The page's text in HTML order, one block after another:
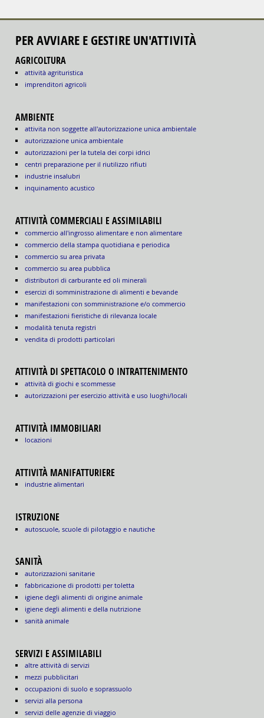
PER AVVIARE E GESTIRE UN'ATTIVITÀ
AGRICOLTURA
attività agrituristica
imprenditori agricoli
AMBIENTE
attivita non soggette all'autorizzazione unica ambientale
autorizzazione unica ambientale
autorizzazioni per la tutela dei corpi idrici
centri preparazione per il riutilizzo rifiuti
industrie insalubri
inquinamento acustico
ATTIVITÀ COMMERCIALI E ASSIMILABILI
commercio all'ingrosso alimentare e non alimentare
commercio della stampa quotidiana e periodica
commercio su area privata
commercio su area pubblica
distributori di carburante ed oli minerali
esercizi di somministrazione di alimenti e bevande
manifestazioni con somministrazione e/o commercio
manifestazioni fieristiche di rilevanza locale
modalità tenuta registri
vendita di prodotti particolari
ATTIVITÀ DI SPETTACOLO O INTRATTENIMENTO
attività di giochi e scommesse
autorizzazioni per esercizio attività e uso luoghi/locali
ATTIVITÀ IMMOBILIARI
locazioni
ATTIVITÀ MANIFATTURIERE
industrie alimentari
ISTRUZIONE
autoscuole, scuole di pilotaggio e nautiche
SANITÀ
autorizzazioni sanitarie
fabbricazione di prodotti per toletta
igiene degli alimenti di origine animale
igiene degli alimenti e della nutrizione
sanità animale
SERVIZI E ASSIMILABILI
altre attività di servizi
mezzi pubblicitari
occupazioni di suolo e soprassuolo
servizi alla persona
servizi delle agenzie di viaggio